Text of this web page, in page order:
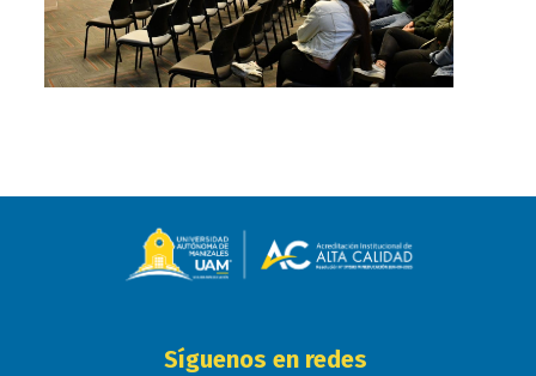
Síguenos en redes